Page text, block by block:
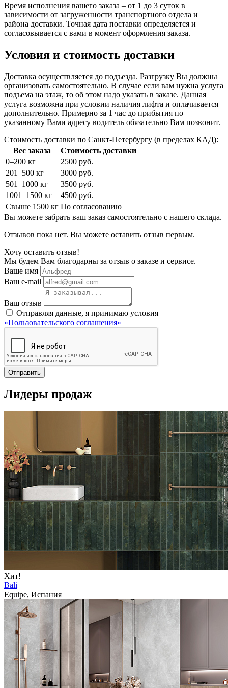
Время исполнения вашего заказа – от 1 до 3 суток в
зависимости от загруженности транспортного отдела и
района доставки. Точная дата поставки определяется и
согласовывается с вами в момент оформления заказа.
Условия и стоимость доставки
Доставка осуществляется до подъезда. Разгрузку Вы должны
организовать самостоятельно. В случае если вам нужна услуга
подъема на этаж, то об этом надо указать в заказе. Данная
услуга возможна при условии наличия лифта и оплачивается
дополнительно. Примерно за 1 час до прибытия по
указанному Вами адресу водитель обязательно Вам позвонит.
Стоимость доставки по Санкт-Петербургу (в пределах КАД):
Вес заказа
Стоимость доставки
0–200 кг
2500 руб.
201–500 кг
3000 руб.
501–1000 кг
3500 руб.
1001–1500 кг
4500 руб.
Свыше 1500 кг По согласованию
Вы можете забрать ваш заказ самостоятельно с нашего склада.
Отзывов пока нет. Вы можете оставить отзыв первым.
Хочу оставить отзыв!
Мы будем Вам благодарны за отзыв о заказе и сервисе.
Ваше имя
Ваш e-mail
Ваш отзыв
Отправляя данные, я принимаю условия
«Пользовательского соглашения»
Отправить
Лидеры продаж
Хит!
Bali
Equipe, Испания